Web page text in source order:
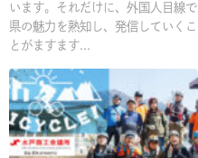
います。それだけに、外国人目線で
県の魅力を熟知し、発信していくこ
とがますます...